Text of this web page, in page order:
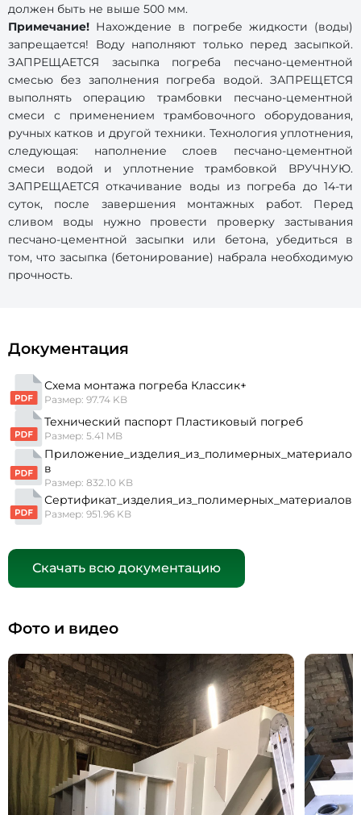
должен быть не выше 500 мм.
Примечание! Нахождение в погребе жидкости (воды)
запрещается! Воду наполняют только перед засыпкой.
ЗАПРЕЩАЕТСЯ засыпка погреба песчано-цементной
смесью без заполнения погреба водой. ЗАПРЕЩЕТСЯ
выполнять операцию трамбовки песчано-цементной
смеси с применением трамбовочного оборудования,
ручных катков и другой техники. Технология уплотнения,
следующая: наполнение слоев песчано-цементной
смеси водой и уплотнение трамбовкой ВРУЧНУЮ.
ЗАПРЕЩАЕТСЯ откачивание воды из погреба до 14-ти
суток, после завершения монтажных работ. Перед
сливом воды нужно провести проверку застывания
песчано-цементной засыпки или бетона, убедиться в
том, что засыпка (бетонирование) набрала необходимую
прочность.
Документация
Схема монтажа погреба Классик+
Размер: 97.74 KB
Технический паспорт Пластиковый погреб
Размер: 5.41 MB
Приложение_изделия_из_полимерных_материало
в
Размер: 832.10 KB
Сертификат_изделия_из_полимерных_материалов
Размер: 951.96 KB
Скачать всю документацию
Фото и видео